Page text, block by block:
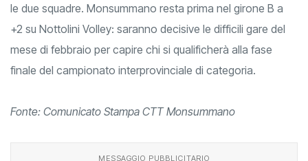
le due squadre. Monsummano resta prima nel girone B a
+2 su Nottolini Volley: saranno decisive le difficili gare del
mese di febbraio per capire chi si qualificherà alla fase
finale del campionato interprovinciale di categoria.
Fonte: Comunicato Stampa CTT Monsummano
MESSAGGIO PUBBLICITARIO